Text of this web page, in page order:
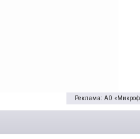
Реклама: АО